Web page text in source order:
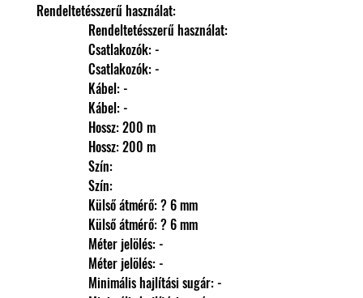
Rendeltetésszerű használat:
                Rendeltetésszerű használat:
                Csatlakozók: -
                Csatlakozók: -
                Kábel: -
                Kábel: -
                Hossz: 200 m
                Hossz: 200 m
                Szín:
                Szín:
                Külső átmérő: ? 6 mm
                Külső átmérő: ? 6 mm
                Méter jelölés: -
                Méter jelölés: -
                Minimális hajlítási sugár: -